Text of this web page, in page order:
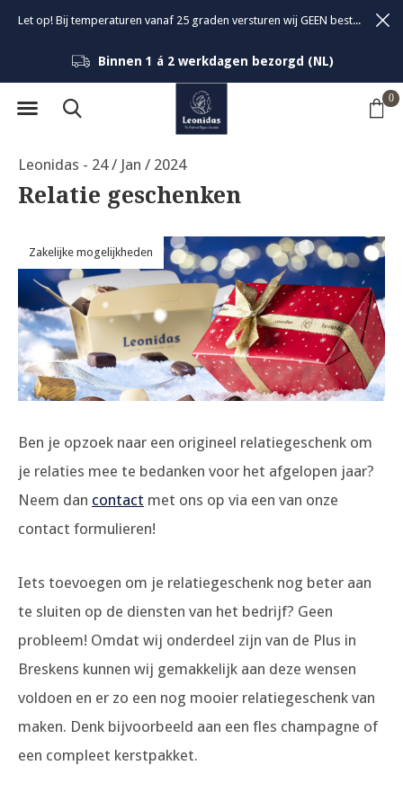
0
Binnen 1 á 2 werkdagen bezorgd (NL)
Let op! Bij temperaturen vanaf 25 graden versturen wij GEEN bestellingen om de kwaliteit van de bonbons te garanderen.
Leonidas - 24 / Jan / 2024
Relatie geschenken
Zakelijke mogelijkheden
Ben je opzoek naar een origineel relatiegeschenk om
je relaties mee te bedanken voor het afgelopen jaar?
Neem dan contact met ons op via een van onze
contact formulieren!
Iets toevoegen om je relatiegeschenk nog beter aan
te sluiten op de diensten van het bedrijf? Geen
probleem! Omdat wij onderdeel zijn van de Plus in
Breskens kunnen wij gemakkelijk aan deze wensen
voldoen en er zo een nog mooier relatiegeschenk van
maken. Denk bijvoorbeeld aan een fles champagne of
een compleet kerstpakket.